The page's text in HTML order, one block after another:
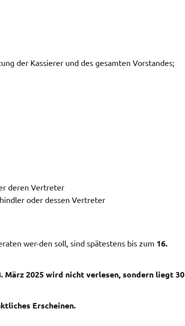
der Kassierer und des gesamten Vorstandes;
deren Vertreter
oder dessen Vertreter
wer-den soll, sind spätestens bis zum 16.
2025 wird nicht verlesen, sondern liegt 30
Erscheinen.